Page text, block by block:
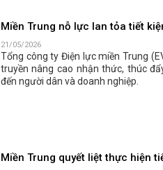
Miền Trung nỗ lực lan tỏa tiết
21/05/2026
Tổng công ty Điện lực miền Trung
truyền nâng cao nhận thức, thúc
đến người dân và doanh nghiệp.
Miền Trung quyết liệt thực hiện